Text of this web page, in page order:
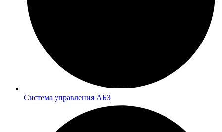
Система управления АБЗ